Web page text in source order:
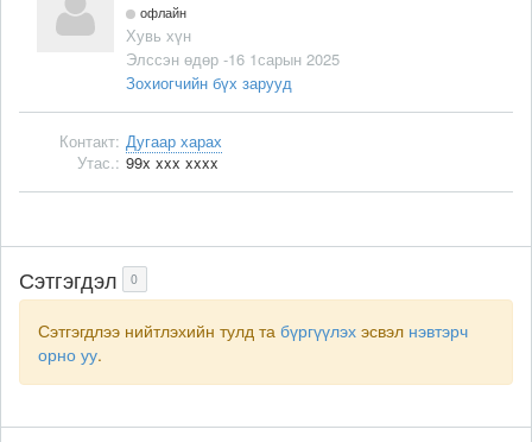
офлайн
Хувь хүн
Элссэн өдөр -16 1сарын 2025
Зохиогчийн бүх зарууд
Контакт: Дугаар харах
Утас.: 99x xxx xxxx
Сэтгэгдэл 0
Сэтгэгдлээ нийтлэхийн тулд та бүргүүлэх эсвэл нэвтэрч
орно уу.